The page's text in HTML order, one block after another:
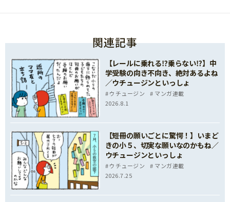
関連記事
【レールに乗れる⁉乗らない⁉】中
学受験の向き不向き、絶対あるよね
／ウチュージンといっしょ
ウチュージン
マンガ連載
2026.8.1
【短冊の願いごとに驚愕！】いまど
きの小５、切実な願いなのかもね／
ウチュージンといっしょ
ウチュージン
マンガ連載
2026.7.25